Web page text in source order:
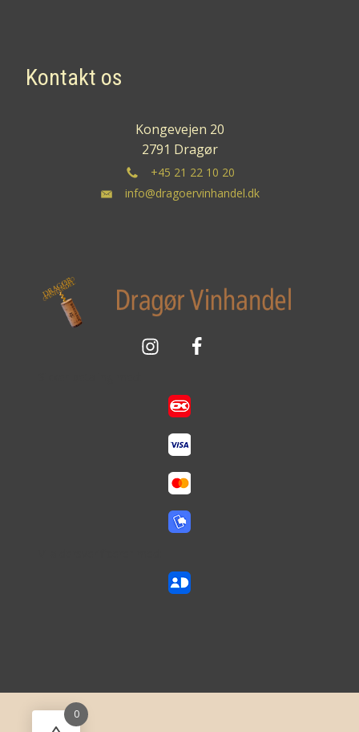
Kontakt os
Kongevejen 20
2791 Dragør
+45 21 22 10 20
info@dragoervinhandel.dk
0